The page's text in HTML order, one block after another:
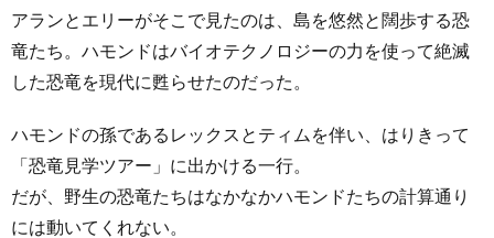
アランとエリーがそこで見たのは、島を悠然と闊歩する恐
竜たち。ハモンドはバイオテクノロジーの力を使って絶滅
した恐竜を現代に甦らせたのだった。
ハモンドの孫であるレックスとティムを伴い、はりきって
「恐竜見学ツアー」に出かける一行。
だが、野生の恐竜たちはなかなかハモンドたちの計算通り
には動いてくれない。